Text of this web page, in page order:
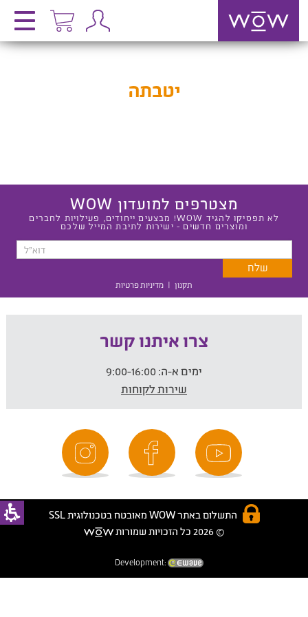
יטבתה
מצטרפים למועדון WOW
לא תפסיקו להגיד WOW! מבצעים ייחודים, פעילויות לחברים
ומוצרים חדשים - ישירות לתיבת המייל שלכם
תקנון | מדיניות פרטיות
צרו איתנו קשר
ימים א-ה:
שירות לקוחות
התשלום באתר WOW מאובטח בטכנולוגית SSL
© 2026 כל הזכויות שמורות
Development: